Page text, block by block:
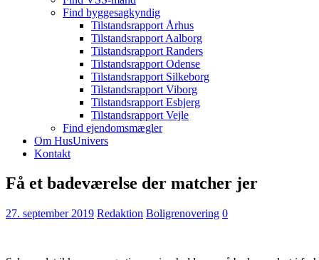
Find byggesagkyndig
Tilstandsrapport Århus
Tilstandsrapport Aalborg
Tilstandsrapport Randers
Tilstandsrapport Odense
Tilstandsrapport Silkeborg
Tilstandsrapport Viborg
Tilstandsrapport Esbjerg
Tilstandsrapport Vejle
Find ejendomsmægler
Om HusUnivers
Kontakt
Få et badeværelse der matcher jer
27. september 2019 Redaktion Boligrenovering 0